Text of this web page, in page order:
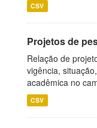
CSV
Projetos de
Relação de
vigência,
acadêmica no
CSV